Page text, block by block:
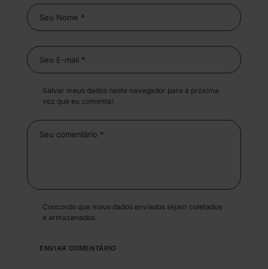
Salvar meus dados neste navegador para a próxima
vez que eu comentar.
Concordo que meus dados enviados sejam coletados
e armazenados.